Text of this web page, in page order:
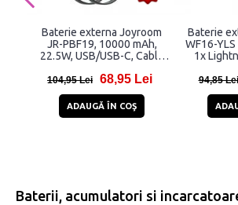
Baterie externa Joyroom
JR-PBF19, 10000 mAh,
22.5W, USB/USB-C, Cablu
104,95 Lei 68,95 Lei
ADAUGĂ ÎN COŞ
Baterie
WF16-
1x
94,85 Lei
Baterii, acumulatori si